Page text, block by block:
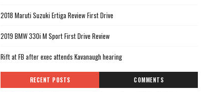
2018 Maruti Suzuki Ertiga Review First Drive
2019 BMW 330i M Sport First Drive Review
Rift at FB after exec attends Kavanaugh hearing
RECENT POSTS COMMENTS